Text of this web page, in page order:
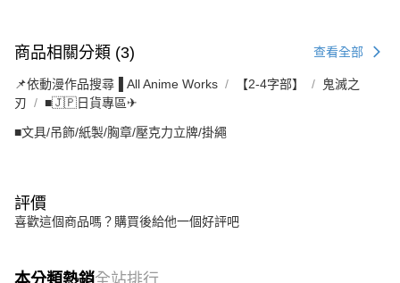
商品相關分類 (3) 查看全部
📌依動漫作品搜尋▐ All Anime Works 【2-4字部】
鬼滅之
刃
■🇯🇵日貨專區✈
■文具/吊飾/紙製/胸章/壓克力立牌/掛繩
評價
喜歡這個商品嗎？購買後給他一個好評吧
本分類熱銷全站排行